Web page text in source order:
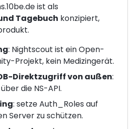
ist als
Tagebuch konzipiert,
: Nightscout ist ein Open-
Projekt, kein Medizingerät.
Direktzugriff von außen:
die NS-API.
: setze Auth_Roles auf
Server zu schützen.